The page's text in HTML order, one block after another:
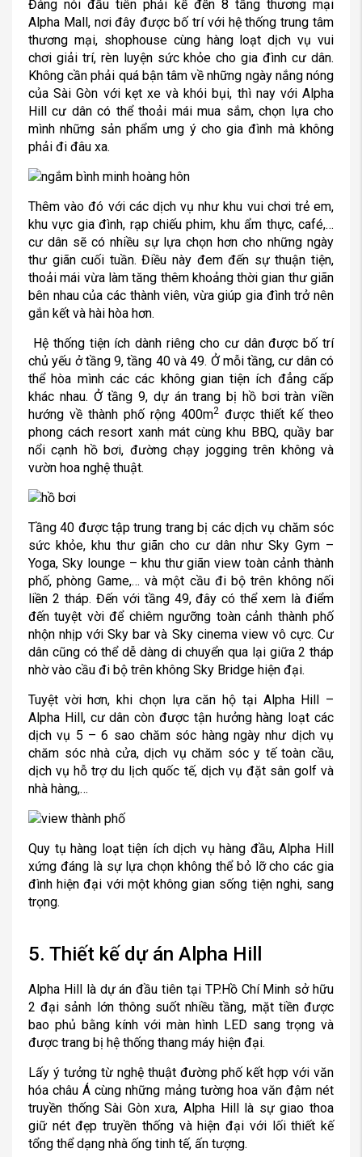
Đáng nói đầu tiên phải kể đến 8 tầng thương mại
Alpha Mall, nơi đây được bố trí với hệ thống trung tâm
thương mại, shophouse cùng hàng loạt dịch vụ vui
chơi giải trí, rèn luyện sức khỏe cho gia đình cư dân.
Không cần phải quá bận tâm về những ngày nắng nóng
của Sài Gòn với kẹt xe và khói bụi, thì nay với Alpha
Hill cư dân có thể thoải mái mua sắm, chọn lựa cho
mình những sản phẩm ưng ý cho gia đình mà không
phải đi đâu xa.
Thêm vào đó với các dịch vụ như khu vui chơi trẻ em,
khu vực gia đình, rạp chiếu phim, khu ẩm thực, café,…
cư dân sẽ có nhiều sự lựa chọn hơn cho những ngày
thư giãn cuối tuần. Điều này đem đến sự thuận tiện,
thoải mái vừa làm tăng thêm khoảng thời gian thư giãn
bên nhau của các thành viên, vừa giúp gia đình trở nên
gắn kết và hài hòa hơn.
Hệ thống tiện ích dành riêng cho cư dân được bố trí
chủ yếu ở tầng 9, tầng 40 và 49. Ở mỗi tầng, cư dân có
thể hòa mình các các không gian tiện ích đẳng cấp
khác nhau. Ở tầng 9, dự án trang bị hồ bơi tràn viền
hướng về thành phố rộng 400m2 được thiết kế theo
phong cách resort xanh mát cùng khu BBQ, quầy bar
nổi cạnh hồ bơi, đường chạy jogging trên không và
vườn hoa nghệ thuật.
Tầng 40 được tập trung trang bị các dịch vụ chăm sóc
sức khỏe, khu thư giãn cho cư dân như Sky Gym –
Yoga, Sky lounge – khu thư giãn view toàn cảnh thành
phố, phòng Game,… và một cầu đi bộ trên không nối
liền 2 tháp. Đến với tầng 49, đây có thể xem là điểm
đến tuyệt vời để chiêm ngưỡng toàn cảnh thành phố
nhộn nhịp với Sky bar và Sky cinema view vô cực. Cư
dân cũng có thể dễ dàng di chuyển qua lại giữa 2 tháp
nhờ vào cầu đi bộ trên không Sky Bridge hiện đại.
Tuyệt vời hơn, khi chọn lựa căn hộ tại Alpha Hill –
Alpha Hill, cư dân còn được tận hưởng hàng loạt các
dịch vụ 5 – 6 sao chăm sóc hàng ngày như dịch vụ
chăm sóc nhà cửa, dịch vụ chăm sóc y tế toàn cầu,
dịch vụ hỗ trợ du lịch quốc tế, dịch vụ đặt sân golf và
nhà hàng,…
Quy tụ hàng loạt tiện ích dịch vụ hàng đầu, Alpha Hill
xứng đáng là sự lựa chọn không thể bỏ lỡ cho các gia
đình hiện đại với một không gian sống tiện nghi, sang
trọng.
5. Thiết kế dự án Alpha Hill
Alpha Hill là dự án đầu tiên tại TP.Hồ Chí Minh sở hữu
2 đại sảnh lớn thông suốt nhiều tầng, mặt tiền được
bao phủ bằng kính với màn hình LED sang trọng và
được trang bị hệ thống thang máy hiện đại.
Lấy ý tưởng từ nghệ thuật đường phố kết hợp với văn
hóa châu Á cùng những mảng tường hoa văn đậm nét
truyền thống Sài Gòn xưa, Alpha Hill là sự giao thoa
giữ nét đẹp truyền thống và hiện đại với lối thiết kế
tổng thể dạng nhà ống tinh tế, ấn tượng.